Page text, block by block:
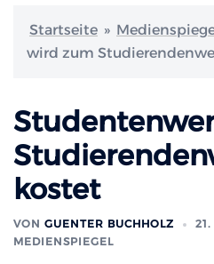
Startseite »
wird zum
kostet
VON GUENTER BUCHHOLZ
MEDIENSPIEGEL